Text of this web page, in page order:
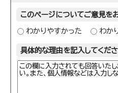
このページについてご意見を
わかりやすかった わか
具体的な理由を記入してくだ